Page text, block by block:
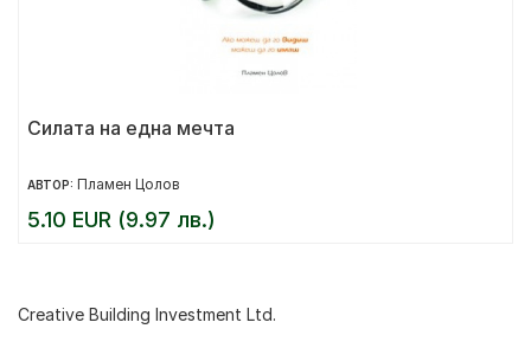
Силата на една мечта
АВТОР: Пламен Цолов
5.10 EUR (9.97 лв.)
Creative Building Investment Ltd.